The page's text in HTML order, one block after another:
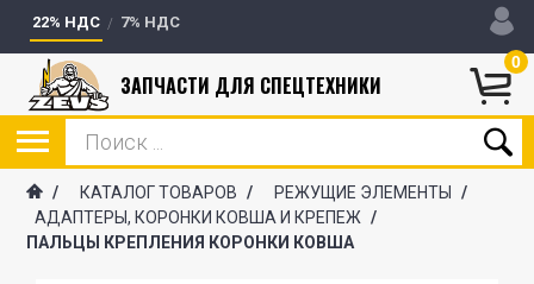
22% НДС 7% НДС
0
ЗАПЧАСТИ ДЛЯ СПЕЦТЕХНИКИ
/ КАТАЛОГ ТОВАРОВ / РЕЖУЩИЕ ЭЛЕМЕНТЫ
/
АДАПТЕРЫ, КОРОНКИ КОВША И КРЕПЕЖ /
ПАЛЬЦЫ КРЕПЛЕНИЯ КОРОНКИ КОВША